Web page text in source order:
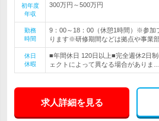
初年度
年収
300万円～500万円
勤務
時間
9：00～18：00（休憩1時間）※参加
ります※研修期間などは拠点や事業
休日
休暇
■年間休日 120日以上■完全週休2日
ェクトによって異なる場合がありま…
求人詳細を見る